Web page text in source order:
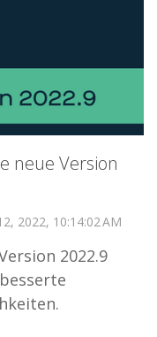
neue Version
2022, 10:14:02 AM
2022.9